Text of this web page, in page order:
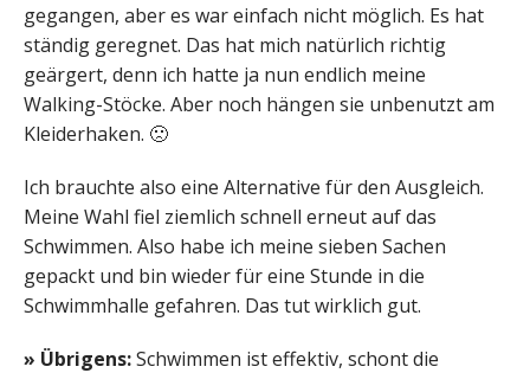
gegangen, aber es war einfach nicht möglich. Es hat
ständig geregnet. Das hat mich natürlich richtig
geärgert, denn ich hatte ja nun endlich meine
Walking-Stöcke. Aber noch hängen sie unbenutzt am
Kleiderhaken. 🙁
Ich brauchte also eine Alternative für den Ausgleich.
Meine Wahl fiel ziemlich schnell erneut auf das
Schwimmen. Also habe ich meine sieben Sachen
gepackt und bin wieder für eine Stunde in die
Schwimmhalle gefahren. Das tut wirklich gut.
» Übrigens:Schwimmen ist effektiv, schont die